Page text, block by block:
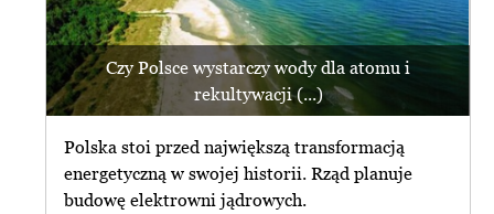
Czy Polsce wystarczy wody dla atomu i
rekultywacji (...)
Polska stoi przed największą transformacją
energetyczną w swojej historii. Rząd planuje
budowę elektrowni jądrowych.